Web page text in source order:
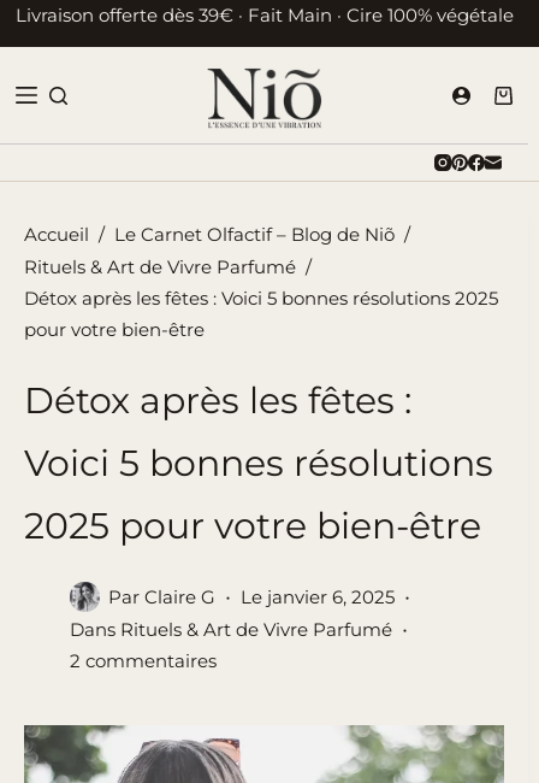
Passer
au
Livraison offerte dès 39€ · Fait Main · Cire 100% végétale
Accueil / Le Carnet Olfactif – Blog de Niõ /
Rituels & Art de Vivre Parfumé /
Détox après les fêtes : Voici 5 bonnes résolutions 2025
pour votre bien-être
Détox après les fêtes :
Voici 5 bonnes résolutions
2025 pour votre bien-être
Par Claire G Le janvier 6, 2025
Dans Rituels & Art de Vivre Parfumé
2 commentaires